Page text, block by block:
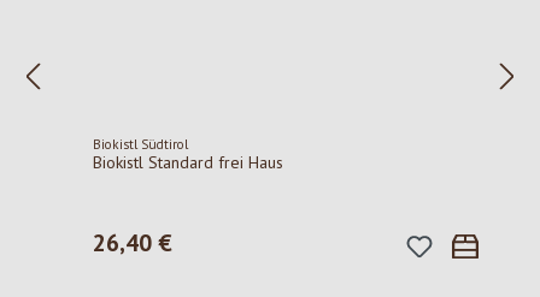
Biokistl Südtirol
Biokistl Standard frei Haus
Regulärer Preis:
26,40 €